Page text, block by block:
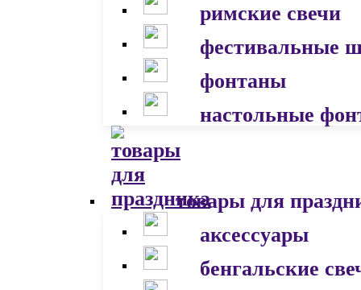
римские свечи
фестивальные
фонтаны
настольные
товары для
аксессуары
бенгальские